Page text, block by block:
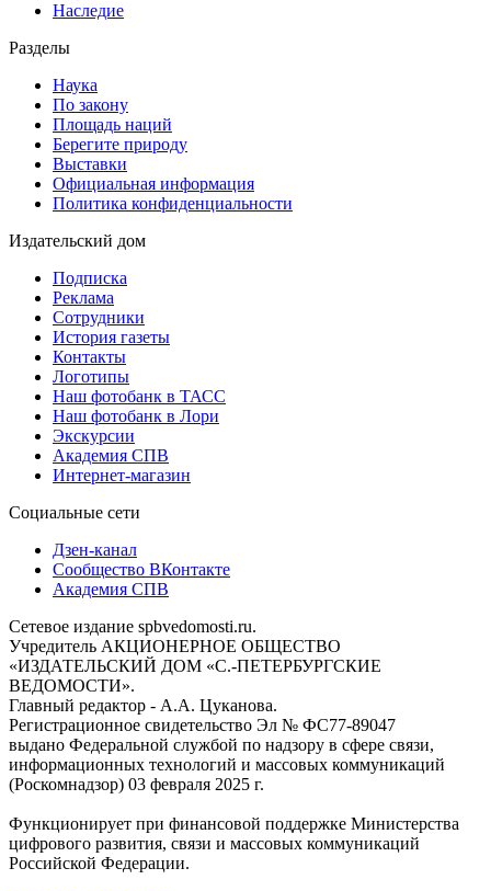
Наследие
Разделы
Наука
По закону
Площадь наций
Берегите природу
Выставки
Официальная информация
Политика конфиденциальности
Издательский дом
Подписка
Реклама
Сотрудники
История газеты
Контакты
Логотипы
Наш фотобанк в ТАСС
Наш фотобанк в Лори
Экскурсии
Академия СПВ
Интернет-магазин
Социальные сети
Дзен-канал
Сообщество ВКонтакте
Академия СПВ
Сетевое издание spbvedomosti.ru.
Учредитель АКЦИОНЕРНОЕ ОБЩЕСТВО
«ИЗДАТЕЛЬСКИЙ ДОМ «С.-ПЕТЕРБУРГСКИЕ
ВЕДОМОСТИ».
Главный редактор - А.А. Цуканова.
Регистрационное свидетельство Эл № ФС77-89047
выдано Федеральной службой по надзору в сфере связи,
информационных технологий и массовых коммуникаций
(Роскомнадзор) 03 февраля 2025 г.
Функционирует при финансовой поддержке Министерства
цифрового развития, связи и массовых коммуникаций
Российской Федерации.